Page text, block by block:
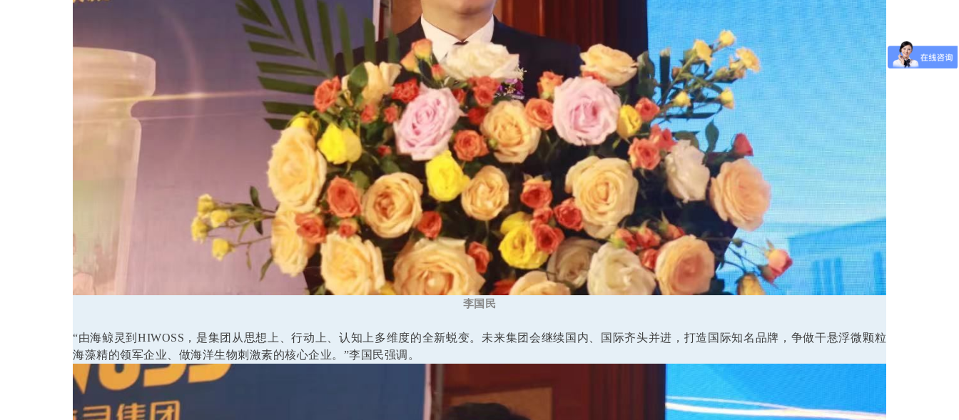
李国民
“由海鲸灵到HIWOSS，是集团从思想上、行动上、认知上多维度的全新蜕变。未来集团会继续国内、国际齐头并进，打造国际知名品牌，争做干悬浮微颗粒
海藻精的领军企业、做海洋生物刺激素的核心企业。”李国民强调。